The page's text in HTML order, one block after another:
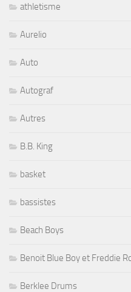
athletisme
Aurelio
Auto
Autograf
Autres
B.B. King
basket
bassistes
Beach Boys
Benoit Blue Boy et Freddie
Berklee Drums